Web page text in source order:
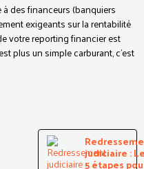
des financeurs (banquiers
exigeants sur la rentabilité
votre reporting financier est
plus un simple carburant, c'est
judiciaire :
5 étapes